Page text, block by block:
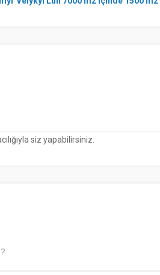
siz yapabilirsiniz.